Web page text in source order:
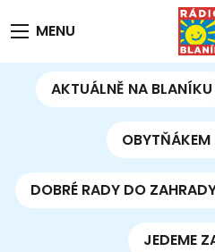
MENU
AKTUÁLNĚ NA BLANÍKU
OBYTŇÁKEM
DOBRÉ RADY DO
JEDEME